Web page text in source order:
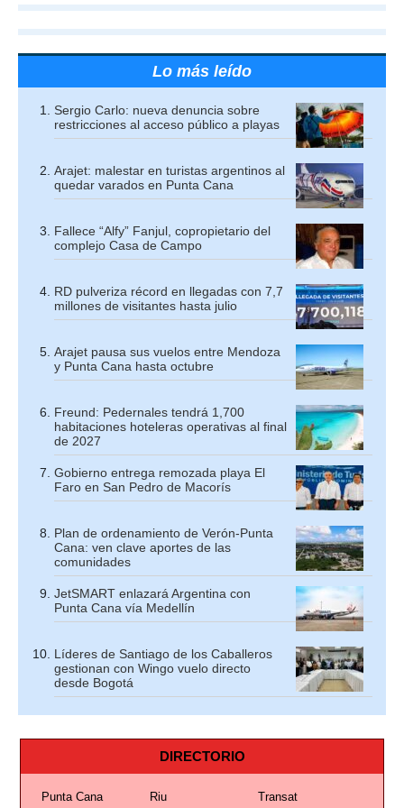
Lo más leído
Sergio Carlo: nueva denuncia sobre
restricciones al acceso público a playas
Arajet: malestar en turistas argentinos al
quedar varados en Punta Cana
Fallece “Alfy” Fanjul, copropietario del
complejo Casa de Campo
RD pulveriza récord en llegadas con 7,7
millones de visitantes hasta julio
Arajet pausa sus vuelos entre Mendoza
y Punta Cana hasta octubre
Freund: Pedernales tendrá 1,700
habitaciones hoteleras operativas al final
de 2027
Gobierno entrega remozada playa El
Faro en San Pedro de Macorís
Plan de ordenamiento de Verón-Punta
Cana: ven clave aportes de las
comunidades
JetSMART enlazará Argentina con
Punta Cana vía Medellín
Líderes de Santiago de los Caballeros
gestionan con Wingo vuelo directo
desde Bogotá
DIRECTORIO
Punta Cana Riu Transat